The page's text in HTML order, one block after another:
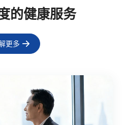
的健康服务
更多